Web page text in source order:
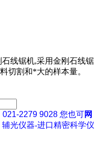
线锯机,采用金刚石线锯
切割和*大的样本量。
021-2279 9028 您也可网
辅光仪器-进口精密科学仪